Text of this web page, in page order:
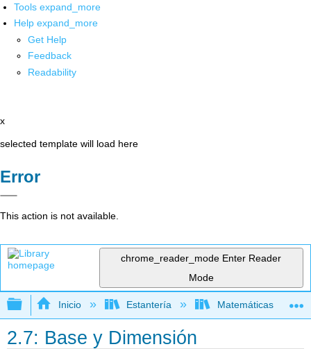
Tools expand_more
Help expand_more
Get Help
Feedback
Readability
x
selected template will load here
Error
This action is not available.
chrome_reader_mode Enter Reader
Mode
Expandir/contraer jerarquía global
Inicio Estantería Matemáticas
2.7: Base y Dimensión